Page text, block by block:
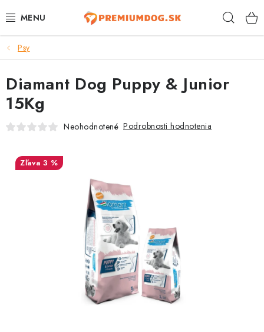
na
TOP 100 PRODUKTOV
NOVINKY
AKCIE
KONTAKTY
Psy
Diamant Dog Puppy & Junior
15Kg
Neohodnotené Podrobnosti hodnotenia
3 %